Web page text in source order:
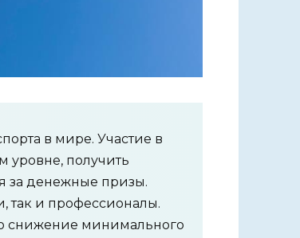
в мире. Участие в
уровне, получить
за денежные призы.
так и профессионалы.
снижение минимального